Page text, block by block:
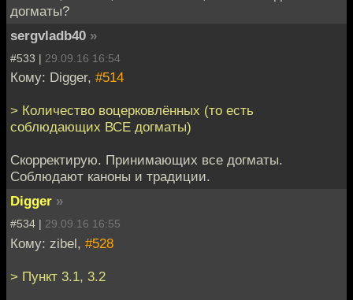
догматы?
sergvladb40 »
#533 | 29.09.16 16:54
Кому: Digger, #514
> Количество воцерковлённых (то есть
соблюдающих ВСЕ догматы)
Скорректирую. Принимающих все догматы.
Соблюдают каноны и традиции.
Digger »
#534 | 29.09.16 16:55
Кому: zibel, #528
> Пункт 3.1, 3.2